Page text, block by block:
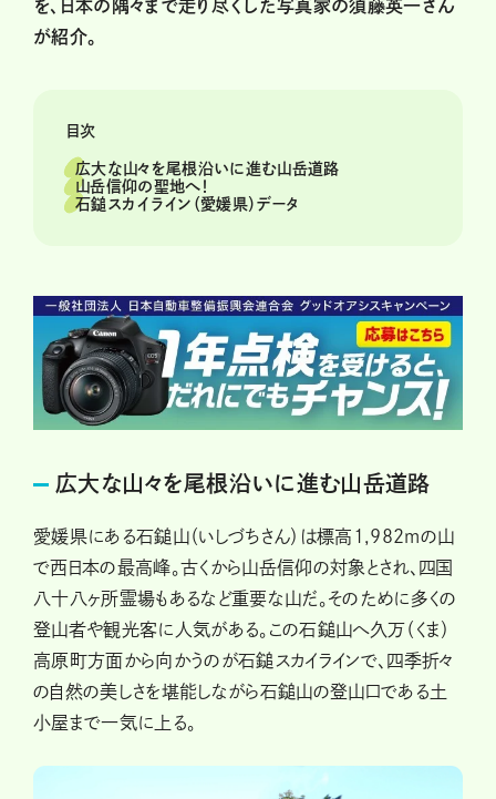
を、日本の隅々まで走り尽くした写真家の須藤英一さん
が紹介。
目次
広大な山々を尾根沿いに進む山岳道路
山岳信仰の聖地へ！
石鎚スカイライン（愛媛県）データ
広大な山々を尾根沿いに進む山岳道路
愛媛県にある石鎚山（いしづちさん）は標高1,982mの山
で西日本の最高峰。古くから山岳信仰の対象とされ、四国
八十八ヶ所霊場もあるなど重要な山だ。そのために多くの
登山者や観光客に人気がある。この石鎚山へ久万（くま）
高原町方面から向かうのが石鎚スカイラインで、四季折々
の自然の美しさを堪能しながら石鎚山の登山口である土
小屋まで一気に上る。